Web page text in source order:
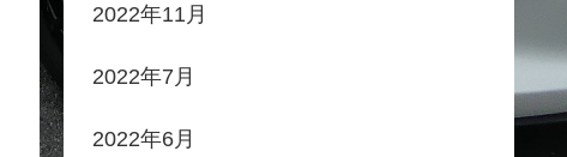
2022年11月
2022年7月
2022年6月